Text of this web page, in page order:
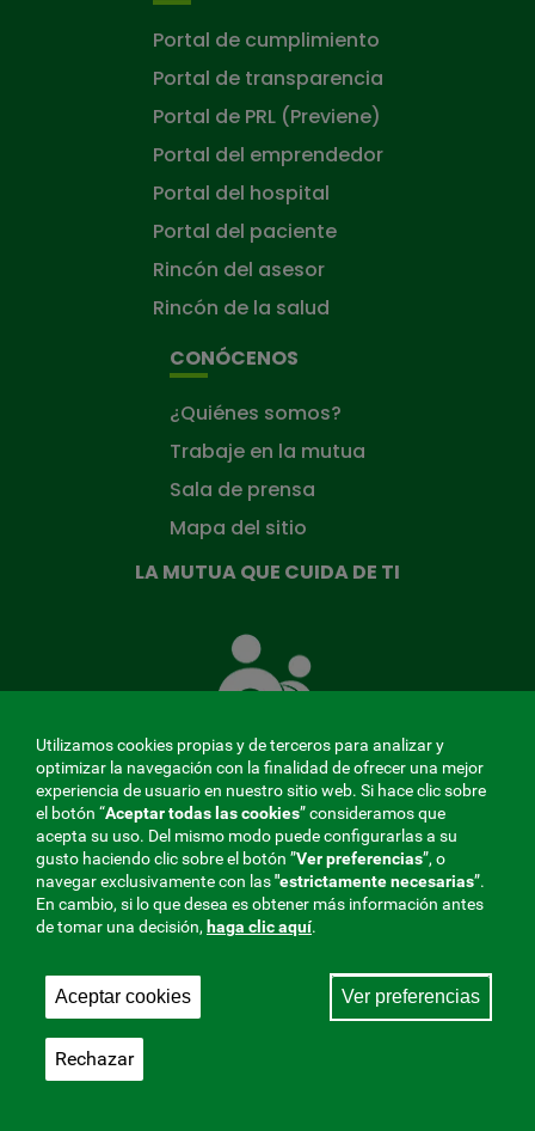
Portal de cumplimiento
Portal de transparencia
Portal de PRL (Previene)
Portal del emprendedor
Portal del hospital
Portal del paciente
Rincón del asesor
Rincón de la salud
CONÓCENOS
¿Quiénes somos?
Trabaje en la mutua
Sala de prensa
Mapa del sitio
LA MUTUA QUE CUIDA DE TI
Mutua
que
ti
MENÚ
REDES
SOCIALES
V20
Aviso legal|Privacidad
Mutua Colaboradora con la Seguridad Social, 275.
Utilizamos cookies propias y de terceros para analizar y
optimizar la navegación con la finalidad de ofrecer una mejor
experiencia de usuario en nuestro sitio web. Si hace clic sobre
el botón “Aceptar todas las cookies” consideramos que
acepta su uso. Del mismo modo puede configurarlas a su
gusto haciendo clic sobre el botón ”Ver preferencias”, o
navegar exclusivamente con las"estrictamentenecesarias”.
En cambio, si lo que desea es obtener más información antes
de tomar una decisión, haga clic aquí.
Aceptar cookies Ver preferencias
Rechazar